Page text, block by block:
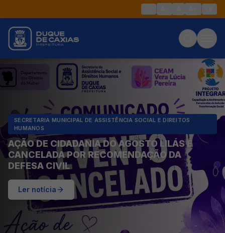
SECRETARIA MUNICIPAL DE ASSISTÊNCIA SOCIAL E DIREITOS
HUMANOS
AÇÃO DE CIDADANIA DO AGOSTO LILÁS É
CANCELADA POR RECOMENDAÇÃO DA
DEFESA CIVIL
Ler notícia